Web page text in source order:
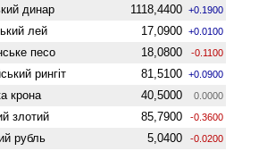
динар 1118,4400 +0.1900
лей 17,0900 +0.0100
песо 18,0800 -0.1100
рингіт 81,5100 +0.0900
крона 40,5000 0.0000
злотий 85,7900 -0.3600
рубль 5,0400 -0.0200